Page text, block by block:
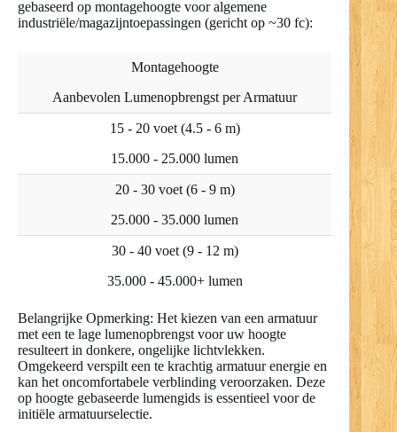
gebaseerd op montagehoogte voor algemene
industriële/magazijntoepassingen (gericht op ~30 fc):
Montagehoogte
Aanbevolen Lumenopbrengst per Armatuur
15 - 20 voet (4.5 - 6 m)
15.000 - 25.000 lumen
20 - 30 voet (6 - 9 m)
25.000 - 35.000 lumen
30 - 40 voet (9 - 12 m)
35.000 - 45.000+ lumen
Belangrijke Opmerking: Het kiezen van een armatuur
met een te lage lumenopbrengst voor uw hoogte
resulteert in donkere, ongelijke lichtvlekken.
Omgekeerd verspilt een te krachtig armatuur energie en
kan het oncomfortabele verblinding veroorzaken. Deze
op hoogte gebaseerde lumengids is essentieel voor de
initiële armatuurselectie.